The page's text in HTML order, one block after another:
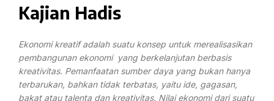
Kajian Hadis
Ekonomi kreatif adalah suatu konsep untuk merealisasikan
pembangunan ekonomi yang berkelanjutan berbasis
kreativitas. Pemanfaatan sumber daya yang bukan hanya
terbarukan, bahkan tidak terbatas, yaitu ide, gagasan,
bakat atau talenta dan kreativitas. Nilai ekonomi dari suatu